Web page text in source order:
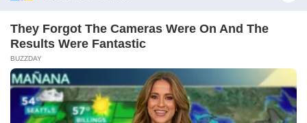
Следете нè на Фејсбук за да сте во тек со најновите